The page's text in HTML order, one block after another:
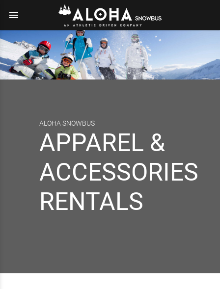
menu
ALOHA SNOWBUS
APPAREL &
ACCESSORIES
RENTALS